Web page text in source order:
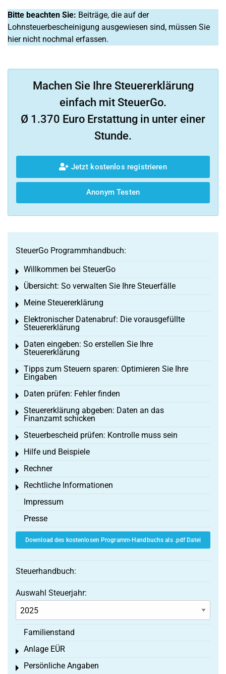
Bitte beachten Sie: Beiträge, die auf der
Lohnsteuerbescheinigung ausgewiesen sind, müssen Sie
hier nicht nochmal erfassen.
Machen Sie Ihre Steuererklärung
einfach mit SteuerGo.
Ø 1.370 Euro Erstattung in unter einer
Stunde.
Jetzt kostenlos registrieren
Anonym Testen
SteuerGo Programmhandbuch:
Willkommen bei SteuerGo
Toggle menu
Übersicht: So verwalten Sie Ihre Steuerfälle
Toggle menu
Meine Steuererklärung
Toggle menu
Elektronischer Datenabruf: Die vorausgefüllte
Steuererklärung
Toggle menu
Daten eingeben: So erstellen Sie Ihre
Steuererklärung
Toggle menu
Tipps zum Steuern sparen: Optimieren Sie Ihre
Eingaben
Toggle menu
Daten prüfen: Fehler finden
Toggle menu
Steuererklärung abgeben: Daten an das
Finanzamt schicken
Toggle menu
Steuerbescheid prüfen: Kontrolle muss sein
Toggle menu
Hilfe und Beispiele
Toggle menu
Rechner
Toggle menu
Rechtliche Informationen
Toggle menu
Impressum
Presse
Download des kostenlosen Programm-Handbuchs als .pdf Datei
Steuerhandbuch:
Auswahl Steuerjahr:
Familienstand
Anlage EÜR
Toggle menu
Persönliche Angaben
Toggle menu